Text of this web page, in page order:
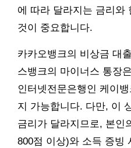
에 따라 달라지는 금리와
것이 중요합니다.
카카오뱅크의 비상금 대
스뱅크의 마이너스 통장
인터넷전문은행인 케이
지 가능합니다. 다만, 이
금리가 달라지므로, 본인
800점 이상)와 소득 증빙